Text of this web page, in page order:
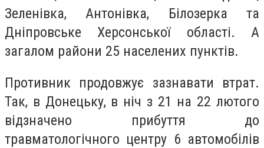
Зеленівка, Антонівка, Білозерка та
Дніпровське Херсонської області. А
загалом райони 25 населених пунктів.
Противник продовжує зазнавати втрат.
Так, в Донецьку, в ніч з 21 на 22 лютого
відзначено прибуття до
травматологічного центру 6 автомобілів